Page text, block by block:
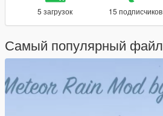
5 загрузок 15 подписчиков
Самый популярный файл